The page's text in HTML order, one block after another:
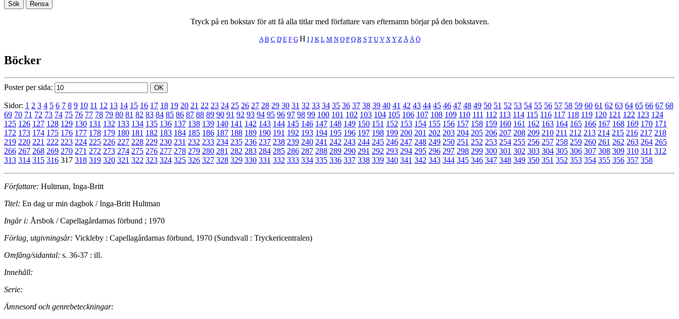
Tryck på en bokstav för att få alla titlar med författare vars efternamn börjar på den bokstaven.
A B C D E F G H I J K L M N O P Q R S T U V X Y Z Å Ä Ö
Böcker
Poster per sida:
Sidor: 1 2 3 4 5 6 7 8 9 10 11 12 13 14 15 16 17 18 19 20 21 22 23 24 25 26 27 28 29 30 31 32 33 34 35 36 37 38 39 40 41 42 43 44 45 46 47 48 49 50 51 52 53 54 55 56 57 58 59 60 61 62 63 64 65 66 67 68
69 70 71 72 73 74 75 76 77 78 79 80 81 82 83 84 85 86 87 88 89 90 91 92 93 94 95 96 97 98 99 100 101 102 103 104 105 106 107 108 109 110 111 112 113 114 115 116 117 118 119 120 121 122 123 124
125 126 127 128 129 130 131 132 133 134 135 136 137 138 139 140 141 142 143 144 145 146 147 148 149 150 151 152 153 154 155 156 157 158 159 160 161 162 163 164 165 166 167 168 169 170 171
172 173 174 175 176 177 178 179 180 181 182 183 184 185 186 187 188 189 190 191 192 193 194 195 196 197 198 199 200 201 202 203 204 205 206 207 208 209 210 211 212 213 214 215 216 217 218
219 220 221 222 223 224 225 226 227 228 229 230 231 232 233 234 235 236 237 238 239 240 241 242 243 244 245 246 247 248 249 250 251 252 253 254 255 256 257 258 259 260 261 262 263 264 265
266 267 268 269 270 271 272 273 274 275 276 277 278 279 280 281 282 283 284 285 286 287 288 289 290 291 292 293 294 295 296 297 298 299 300 301 302 303 304 305 306 307 308 309 310 311 312
313 314 315 316 317 318 319 320 321 322 323 324 325 326 327 328 329 330 331 332 333 334 335 336 337 338 339 340 341 342 343 344 345 346 347 348 349 350 351 352 353 354 355 356 357 358
Författare: Hultman, Inga-Britt
Titel: En dag ur min dagbok / Inga-Britt Hultman
Ingår i: Årsbok / Capellagårdarnas förbund ; 1970
Förlag, utgivningsår: Vickleby : Capellagårdarnas förbund, 1970 (Sundsvall : Tryckericentralen)
Omfång/sidantal: s. 36-37 : ill.
Innehåll:
Serie:
Ämnesord och genrebeteckningar: